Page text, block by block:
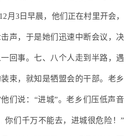
12 月 3日早晨， 他们正在村里开会，
声， 于是她们 迅速中断会议，决
回事。七、八个人走到半路，遇
束，就知是牺盟会的干部。 老乡
他们说： “进城”。老乡们压低声音
你们 千万不能去，进城很危险 ！”